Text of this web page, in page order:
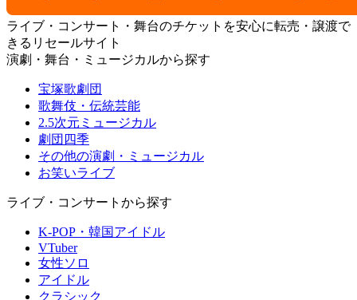
ライブ・コンサート・舞台のチケットを安心に転売・譲渡で
きるリセールサイト
演劇・舞台・ミュージカルから探す
宝塚歌劇団
歌舞伎・伝統芸能
2.5次元ミュージカル
劇団四季
その他の演劇・ミュージカル
お笑いライブ
ライブ・コンサートから探す
K-POP・韓国アイドル
VTuber
女性ソロ
アイドル
クラシック